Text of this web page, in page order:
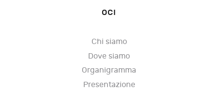
OCI
Chi siamo
Dove siamo
Organigramma
Presentazione